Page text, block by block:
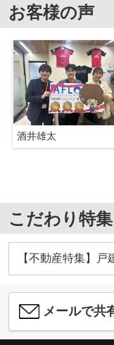
お客様の声
酒井雄太
こだわり特集
【不動産特集】戸
メールで共